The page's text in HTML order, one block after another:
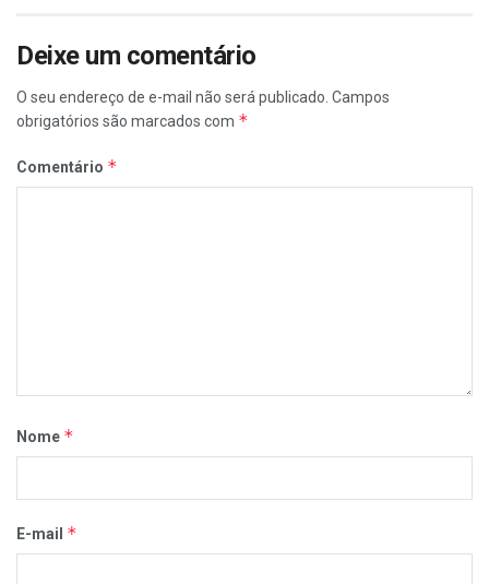
Deixe um comentário
O seu endereço de e-mail não será publicado. Campos
obrigatórios são marcados com *
Comentário *
Nome *
E-mail *